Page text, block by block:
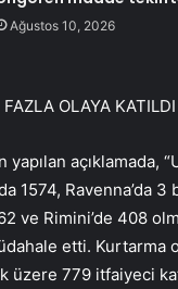
Ağustos 10, 2026
OLAYA KATILDI
yapılan açıklamada,
1574, Ravenna’da 3
ve Rimini’de 408
etti. Kurtarma
üzere 779 itfaiyeci